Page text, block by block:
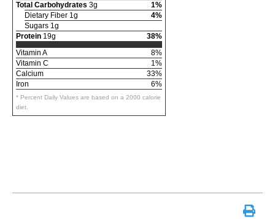
Total Carbohydrates 3g
1%
Dietary Fiber 1g
4%
Sugars 1g
Protein 19g
38%
Vitamin A
8%
Vitamin C
1%
Calcium
33%
Iron
6%
* Percent Daily Values are based on a 2000 calorie
diet.